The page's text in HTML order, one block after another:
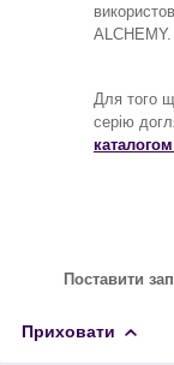
ALCHEMY.
Для того
серію
каталогом
Поставити
Приховати